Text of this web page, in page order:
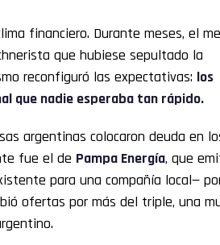
financiero. Durante meses, el
que hubiese sepultado la
reconfiguró las expectativas: los
que nadie esperaba tan rápido.
argentinas colocaron deuda en
fue el de Pampa Energía, que
para una compañía local—
ofertas por más del triple, una